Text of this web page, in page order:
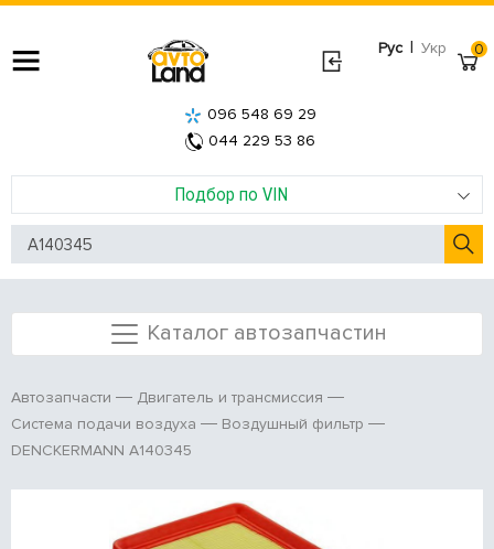
Рус | Укр
Подбор по VIN
096 548 69 29
044 229 53 86
0
Каталог автозапчастин
Автозапчасти
Двигатель и трансмиссия
Система подачи воздуха
Воздушный фильтр
DENCKERMANN A140345